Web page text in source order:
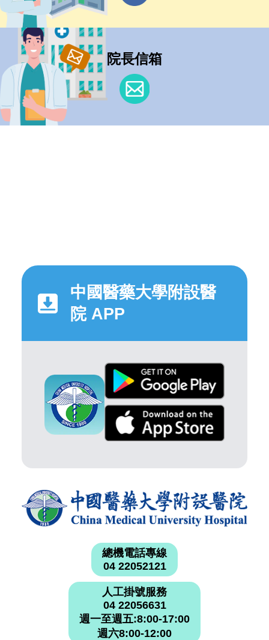
院長信箱
中國醫藥大學附設醫
院 APP
總機電話專線
04 22052121
人工掛號服務
04 22056631
週一至週五:8:00-17:00
週六8:00-12:00